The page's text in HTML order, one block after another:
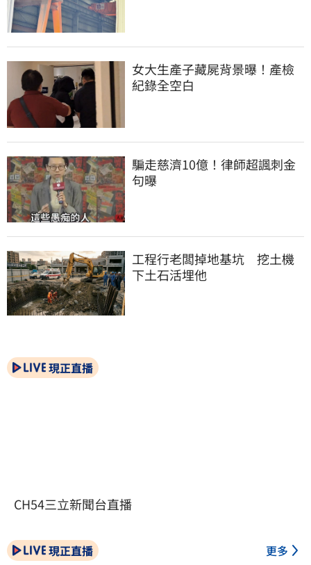
女大生產子藏屍背景曝！產檢
紀錄全空白
騙走慈濟10億！律師超諷刺金
句曝
工程行老闆掉地基坑　挖土機
下土石活埋他
現正直播
CH54三立新聞台直播
現正直播 更多